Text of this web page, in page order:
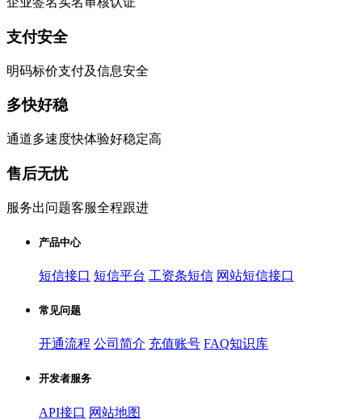
支付安全
明码标价支付及信息安全
多快好稳
通道多速度快体验好稳定高
售后无忧
服务出问题客服全程跟进
产品中心
短信接口 短信平台 工资条短信 网站短信接口
常见问题
开通流程 公司简介 充值账号 FAQ知识库
开发者服务
API接口 网站地图